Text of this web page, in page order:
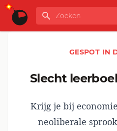
Ga naar de inhoud
GLOBALINFO
Zoeken
GESPOT IN
slecht
Krijg je bij
neoliberale